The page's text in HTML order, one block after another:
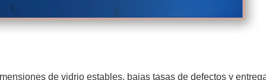
de vidrio estables, bajas tasas de defectos y